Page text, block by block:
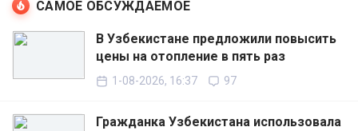
САМОЕ ОБСУЖДАЕМОЕ
В Узбекистане предложили повысить
цены на отопление в пять раз
1-08-2026, 16:37 97
Гражданка Узбекистана использовала